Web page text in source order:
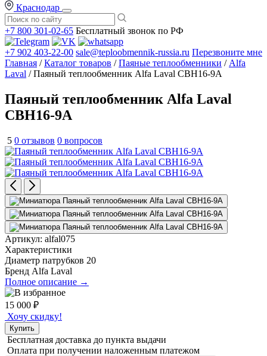
Краснодар
+7 800 301-02-65 Бесплатный звонок по РФ
+7 902 403-22-00 sale@teploobmennik-russia.ru Перезвоните мне
Главная /Каталог товаров /Паяные теплообменники / Alfa
Laval / Паяный теплообменник Alfa Laval CBH16-9A
Паяный теплообменник Alfa Laval
CBH16-9A
5 0 отзывов 0 вопросов
Артикул: alfal075
Характеристики
Диаметр патрубков 20
Бренд Alfa Laval
Полное описание →
15 000 ₽
Хочу скидку!
Купить
Бесплатная доставка до пункта выдачи
Оплата при получении наложенным платежом